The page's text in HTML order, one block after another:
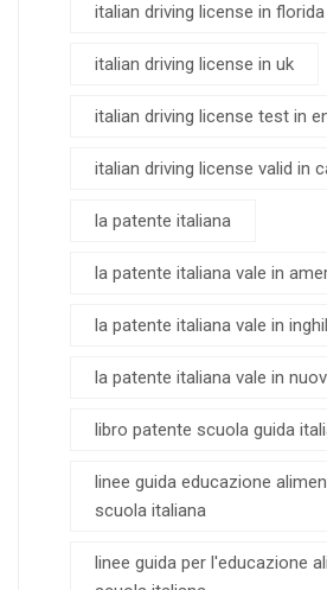
italian driving license in florida
italian driving license in uk
italian driving license test in
italian driving license valid in
la patente italiana
la patente italiana vale in
la patente italiana vale in
la patente italiana vale in
libro patente scuola guida
linee guida educazione
scuola italiana
linee guida per l'educazione